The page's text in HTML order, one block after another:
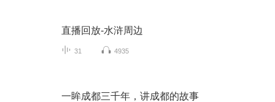
直播回放-水浒周边
31 4935
一眸成都三千年，讲成都的故事